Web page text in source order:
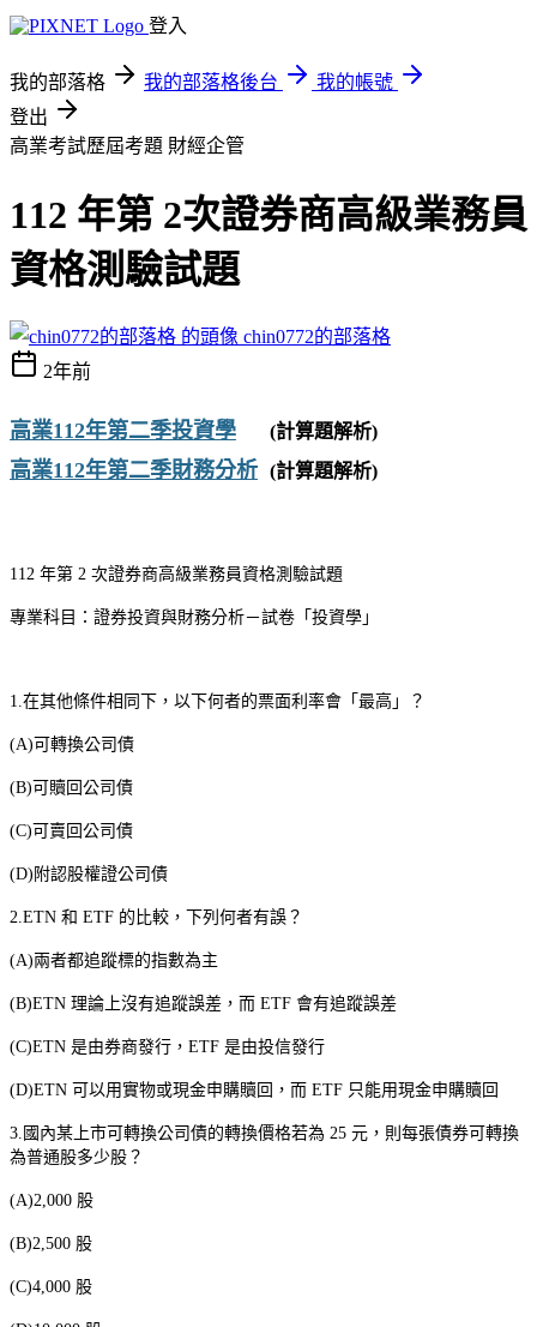
登入
我的部落格 我的部落格後台
我的帳號
登出
高業考試歷屆考題 財經企管
112 年第 2次證券商高級業務員
資格測驗試題
chin0772的部落格
2年前
高業112年第二季投資學 (計算題解析)
高業112年第二季財務分析 (計算題解析)
112 年第 2 次證券商高級業務員資格測驗試題
專業科目：證券投資與財務分析－試卷「投資學」
1. 在其他條件相同下，以下何者的票面利率會「最高」？
(A) 可轉換公司債
(B) 可贖回公司債
(C) 可賣回公司債
(D) 附認股權證公司債
2.ETN 和 ETF 的比較，下列何者有誤？
(A)兩者都追蹤標的指數為主
(B)ETN 理論上沒有追蹤誤差，而 ETF 會有追蹤誤差
(C)ETN 是由券商發行， ETF 是由投信發行
(D)ETN 可以用實物或現金申購贖回，而 ETF 只能用現金申購贖回
3. 國內某上市可轉換公司債的轉換價格若為 25 元，則每張債券可轉換
為普通股多少股？
(A)2,000 股
(B)2,500 股
(C)4,000 股